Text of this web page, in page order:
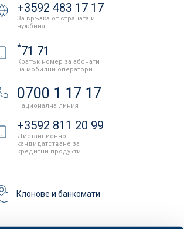
+3592 483 17 17
За връзка от страната и
чужбина
*71 71
Кратък номер за абонати
на мобилни оператори
0700 1 17 17
Национална линия
+3592 811 20 99
Дистанционно
кандидатстване за
кредитни продукти
Клонове и банкомати